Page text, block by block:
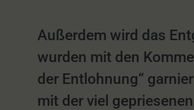
Außerdem wird das
wurden mit den
der Entlohnung“
mit der viel